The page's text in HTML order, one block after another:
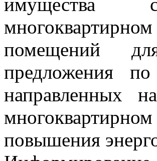
помещений
предложения
направленных
повышения